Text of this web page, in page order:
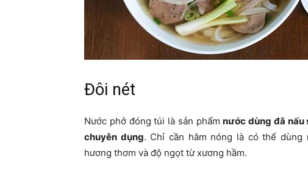
Đôi nét
Nước phở đóng túi là sản phẩmnước dùng đã
chuyên dụng. Chỉ cần hâm nóng là có thể
hương thơm và độ ngọt từ xương hầm.